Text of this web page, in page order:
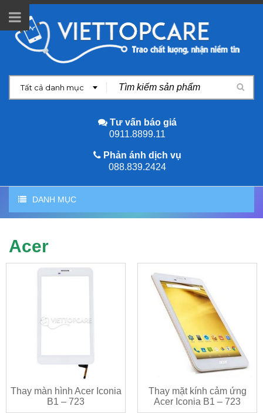
Tất cả danh mục
Tư vấn báo giá
0911.8899.11
Phản ánh dịch vụ
088.839.2424
DANH MỤC
Acer
Thay màn hình Acer Iconia
B1 – 723
Thay mặt kính cảm ứng
Acer Iconia B1 – 723